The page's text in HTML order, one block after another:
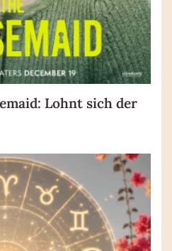
Lohnt sich der